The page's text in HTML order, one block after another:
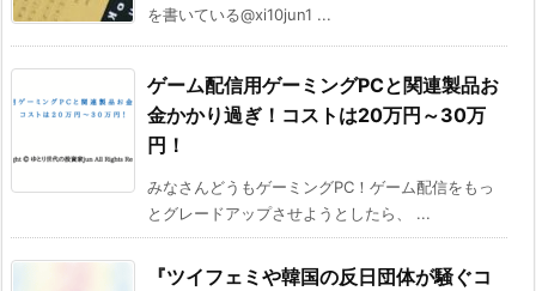
を書いている@xi10jun1 ...
ゲーム配信用ゲーミングPCと関連製品お
金かかり過ぎ！コストは20万円～30万
円！
みなさんどうもゲーミングPC！ゲーム配信をもっ
とグレードアップさせようとしたら、 ...
『ツイフェミや韓国の反日団体が騒ぐコ